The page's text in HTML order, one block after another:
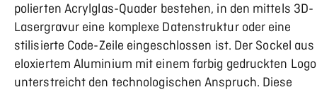
polierten Acrylglas-Quader bestehen, in den mittels 3D-
Lasergravur eine komplexe Datenstruktur oder eine
stilisierte Code-Zeile eingeschlossen ist. Der Sockel aus
eloxiertem Aluminium mit einem farbig gedruckten Logo
unterstreicht den technologischen Anspruch. Diese